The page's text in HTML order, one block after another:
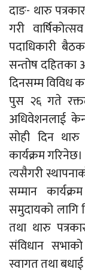
दाङ- थारु
गरी
पदाधिकारी
सन्तोष दहितका
दिनसम्म विविध
पुस २६ गते
अधिवेशनलाई
सोही दिन थारु
कार्यक्रम गरिनेछ।
त्यसैगरी
सम्मान
समुदायको लागि
तथा थारु
संविधान
स्वागत तथा